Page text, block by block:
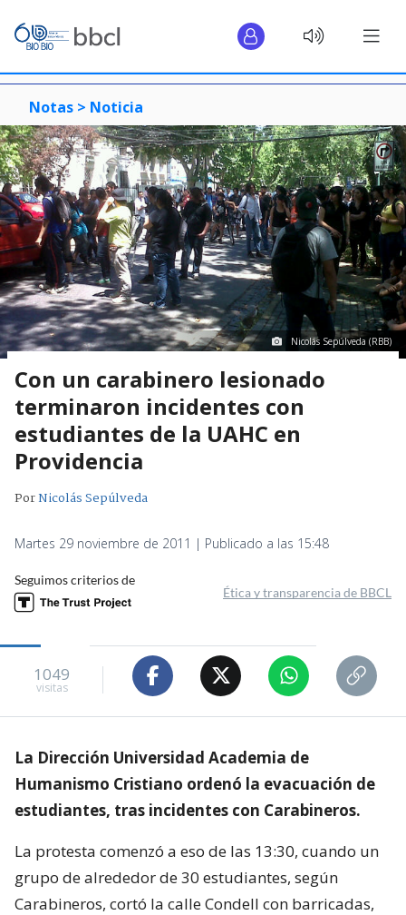
Notas > Noticia
Nicolás Sepúlveda (RBB)
Con un carabinero lesionado
terminaron incidentes con
estudiantes de la UAHC en
Providencia
PorNicolás Sepúlveda
Martes 29 noviembre de 2011 | Publicado a las 15:48
Seguimos criterios de
Ética y transparencia de BBCL
1049
visitas
La Dirección Universidad Academia de
Humanismo Cristiano ordenó la evacuación de
estudiantes, tras incidentes con Carabineros.
La protesta comenzó a eso de las 13:30, cuando un
grupo de alrededor de 30 estudiantes, según
Carabineros, cortó la calle Condell con barricadas,